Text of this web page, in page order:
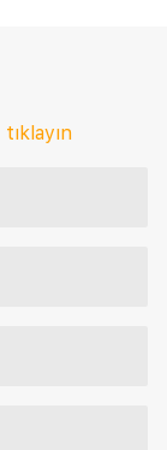
tıklayın